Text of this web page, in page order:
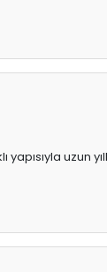
uzun